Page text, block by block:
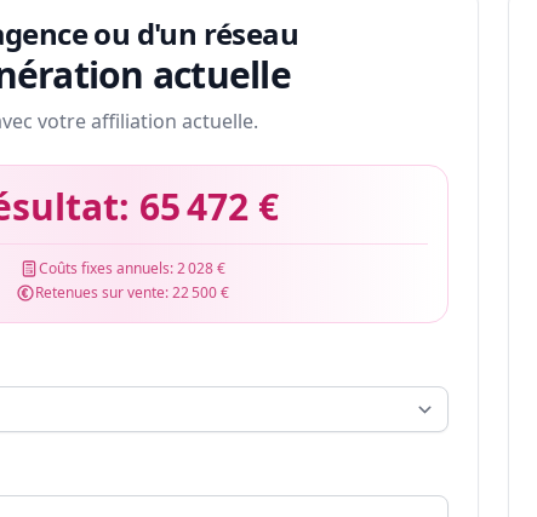
ou d'un réseau
actuelle
votre affiliation actuelle.
65 472 €
Coûts fixes annuels:2 028 €
Retenues sur vente:22 500 €